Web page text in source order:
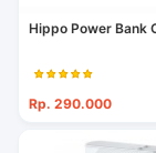
Hippo Power Bank
Rp. 290.000